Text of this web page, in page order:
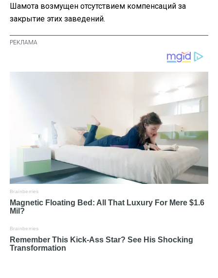
Шамота возмущен отсутствием компенсаций за
закрытие этих заведений.